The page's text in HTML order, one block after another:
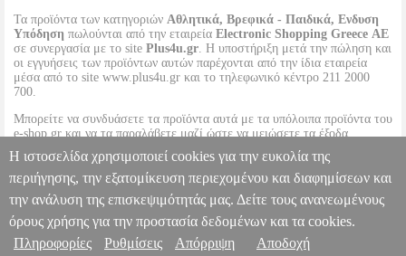
Τα προϊόντα των κατηγοριών Αθλητικά, Βρεφικά - Παιδικά, Ενδυση
Υπόδηση πωλούνται από την εταιρεία Electronic Shopping Greece ΑΕ
σε συνεργασία με το site Plus4u.gr. Η υποστήριξη μετά την πώληση και
οι εγγυήσεις των προϊόντων αυτών παρέχονται από την ίδια εταιρεία
μέσα από το site www.plus4u.gr και το τηλεφωνικό κέντρο 211 2000
700.
Μπορείτε να συνδυάσετε τα προϊόντα αυτά με τα υπόλοιπα προϊόντα του
e-shop.gr και να τα παραλάβετε μαζί ώστε να μειώσετε τα έξοδα
αποστολής. Μπορείτε επίσης να παραλάβετε από οποιοδήποτε eshop
point με μηδενικά έξοδα αποστολής ανεξαρτήτως ύψους παραγγελίας!
ΠΟΔΗΛΑΤΟ ORIENT PULSE LADY 28'' (21SP) ΜΩΒ/ΛΕΥΚΟ
PL2.138139276 PL2.138139276 ORIENT ORIENT ΠΟΔΗΛΑΣΙΑ-
ΓΥΝΑΙΚΑ-ΠΟΔΗΛΑΤΑ
Κατηγορία: ΠΟΔΗΛΑΣΙΑ-ΓΥΝΑΙΚΑ-
ΠΟΔΗΛΑΤΑ •ORIENT στην κατηγορία ΠΟΔΗΛΑΣΙΑ-ΓΥΝΑΙΚΑ-
Πληροφορίες & Υπηρεσίες >
Η ιστοσελίδα χρησιμοποιεί cookies για την ευκολία της
περιήγησης, την εξατομίκευση περιεχομένου και διαφημίσεων και
την ανάλυση της επισκεψιμότητάς μας. Δείτε τους ανανεωμένους
όρους χρήσης για την προστασία δεδομένων και τα cookies.
Πληροφορίες
Ρυθμίσεις Απόρριψη Αποδοχή